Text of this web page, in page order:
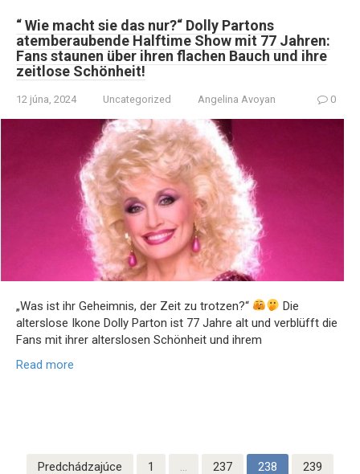
“ Wie macht sie das nur?“ Dolly Partons
atemberaubende Halftime Show mit 77 Jahren:
Fans staunen über ihren flachen Bauch und ihre
zeitlose Schönheit!
12 júna, 2024 Uncategorized Angelina Avoyan 0
„Was ist ihr Geheimnis, der Zeit zu trotzen?“
Die
alterslose Ikone Dolly Parton ist 77 Jahre alt und verblüfft die
Fans mit ihrer alterslosen Schönheit und ihrem
Read more
Stránkovanie
Predchádzajúce 1 … 237 238 239